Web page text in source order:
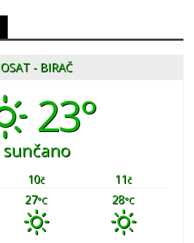
OSAT - BIRAČ
23°
sunčano
10č 11č
27°C 28°C